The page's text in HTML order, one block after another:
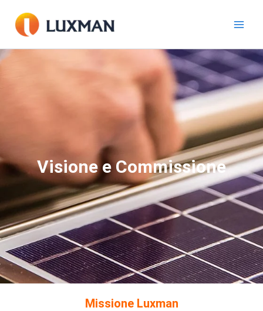
contenuto
Visione e Commissione
Missione Luxman